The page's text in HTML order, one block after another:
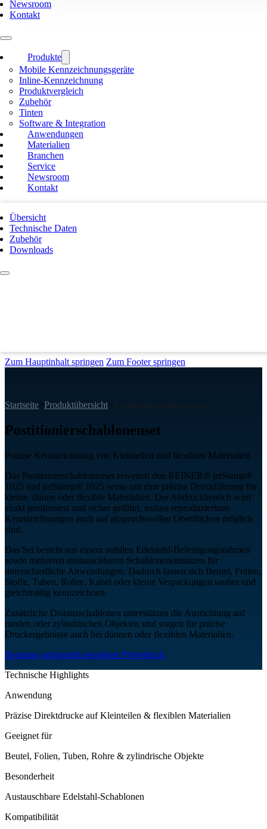
Zum Hauptinhalt springen Zum Footer springen
Newsroom
Kontakt
Produkte
Mobile Kennzeichnungsgeräte
Inline-Kennzeichnung
Produktvergleich
Zubehör
Tinten
Software & Integration
Anwendungen
Materialien
Branchen
Service
Newsroom
Kontakt
Übersicht
Technische Daten
Zubehör
Downloads
Startseite>Produktübersicht>
Postitionierschablonenset
Präzise Kennzeichnung von Kleinteilen und flexiblen Materialien
Das Positionierschablonenset erweitert den REINER® jetStamp®
1025 und jetStamp® 1025 sense um eine präzise Druckführung für
kleine, dünne oder flexible Materialien. Der Abdruckbereich wird
exakt positioniert und sicher geführt, sodass reproduzierbare
Kennzeichnungen auch auf anspruchsvollen Oberflächen möglich
sind.
Das Set besteht aus einem stabilen Edelstahl-Befestigungsrahmen
sowie mehreren austauschbaren Schabloneneinsätzen für
unterschiedliche Anwendungen. Dadurch lassen sich Beutel, Folien,
Stoffe, Tuben, Rohre, Kabel oder kleine Verpackungen sauber und
gleichmäßig kennzeichnen.
Zusätzliche Distanzschablonen unterstützen die Ausrichtung auf
runden oder zylindrischen Objekten und sorgen für präzise
Druckergebnisse auch bei dünnen oder flexiblen Materialien.
Beratung anfragenKostenloser Probedruck
Technische Highlights
Anwendung
Präzise Direktdrucke auf Kleinteilen & flexiblen Materialien
Geeignet für
Beutel, Folien, Tuben, Rohre & zylindrische Objekte
Besonderheit
Austauschbare Edelstahl-Schablonen
Kompatibilität